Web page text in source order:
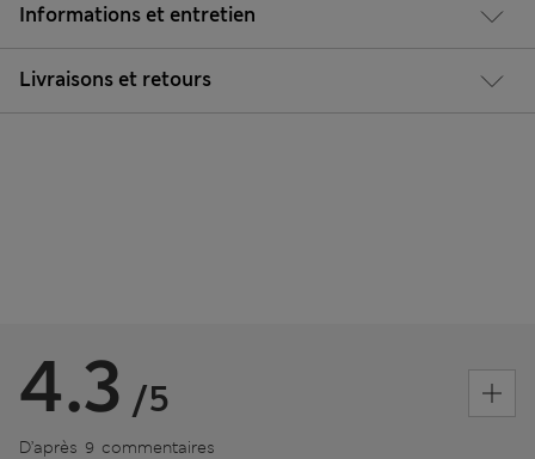
Informations et entretien
Livraisons et retours
4.3 /5
D’après 9 commentaires